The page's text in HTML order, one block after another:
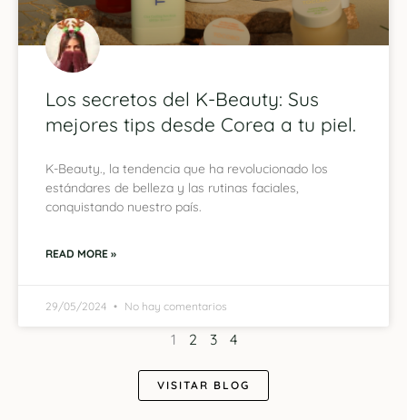
Los secretos del K-Beauty: Sus
mejores tips desde Corea a tu piel.
K-Beauty., la tendencia que ha revolucionado los
estándares de belleza y las rutinas faciales,
conquistando nuestro país.
READ MORE »
29/05/2024 No hay comentarios
1 2 3 4
VISITAR BLOG